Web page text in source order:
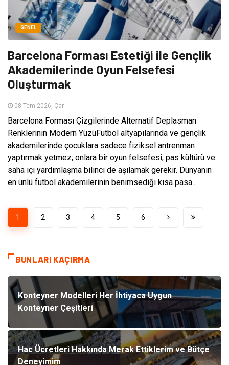
GENEL
Barcelona Forması Estetiği ile Gençlik
Akademilerinde Oyun Felsefesi
Oluşturmak
08 Tem 2026, Çar
Barcelona Forması Çizgilerinde Alternatif Deplasman
Renklerinin Modern YüzüFutbol altyapılarında ve gençlik
akademilerinde çocuklara sadece fiziksel antrenman
yaptırmak yetmez; onlara bir oyun felsefesi, pas kültürü ve
saha içi yardımlaşma bilinci de aşılamak gerekir. Dünyanın
en ünlü futbol akademilerinin benimsediği kısa pasa...
1 2 3 4 5 6
BUNLARI KAÇIRMA
Konteyner Modelleri Her İhtiyaca Uygun
Konteyner Çeşitleri
Hac Ücretleri Hakkında Merak Ettiklerim ve Bütçe
Deneyimim